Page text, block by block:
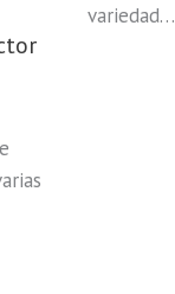
variedad…